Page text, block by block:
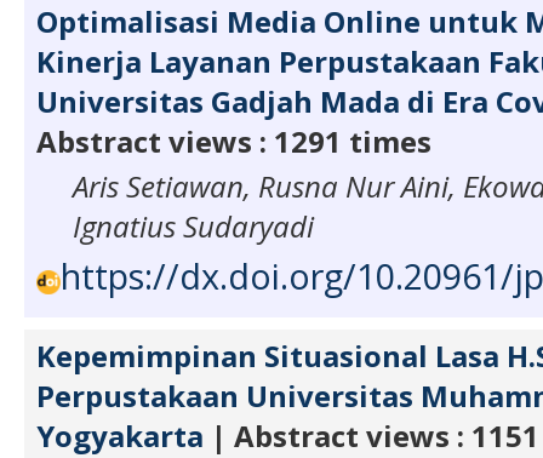
Optimalisasi Media Online untuk
Kinerja Layanan Perpustakaan
Universitas Gadjah Mada di Era
Abstract views : 1291 times
Aris Setiawan, Rusna Nur Aini,
Ignatius Sudaryadi
https://dx.doi.org/10.20961/
Kepemimpinan Situasional Lasa
Perpustakaan Universitas
Yogyakarta | Abstract views :